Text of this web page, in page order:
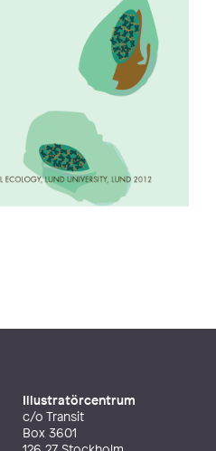
Illustratörcentrum
c/o Transit
Box 3601